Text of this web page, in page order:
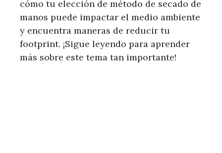
cómo tu elección de método de secado de
manos puede impactar el medio ambiente
y encuentra maneras de reducir tu
footprint. ¡Sigue leyendo para aprender
más sobre este tema tan importante!